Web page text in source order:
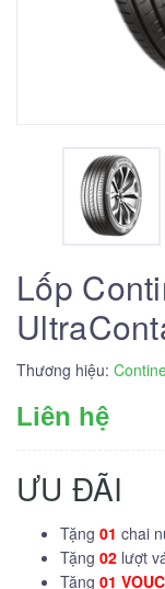
Lốp
Thương hiệu:
Liên hệ
ƯU ĐÃI
Tặng 01 chai
Tặng 02 lượt
Tặng 01